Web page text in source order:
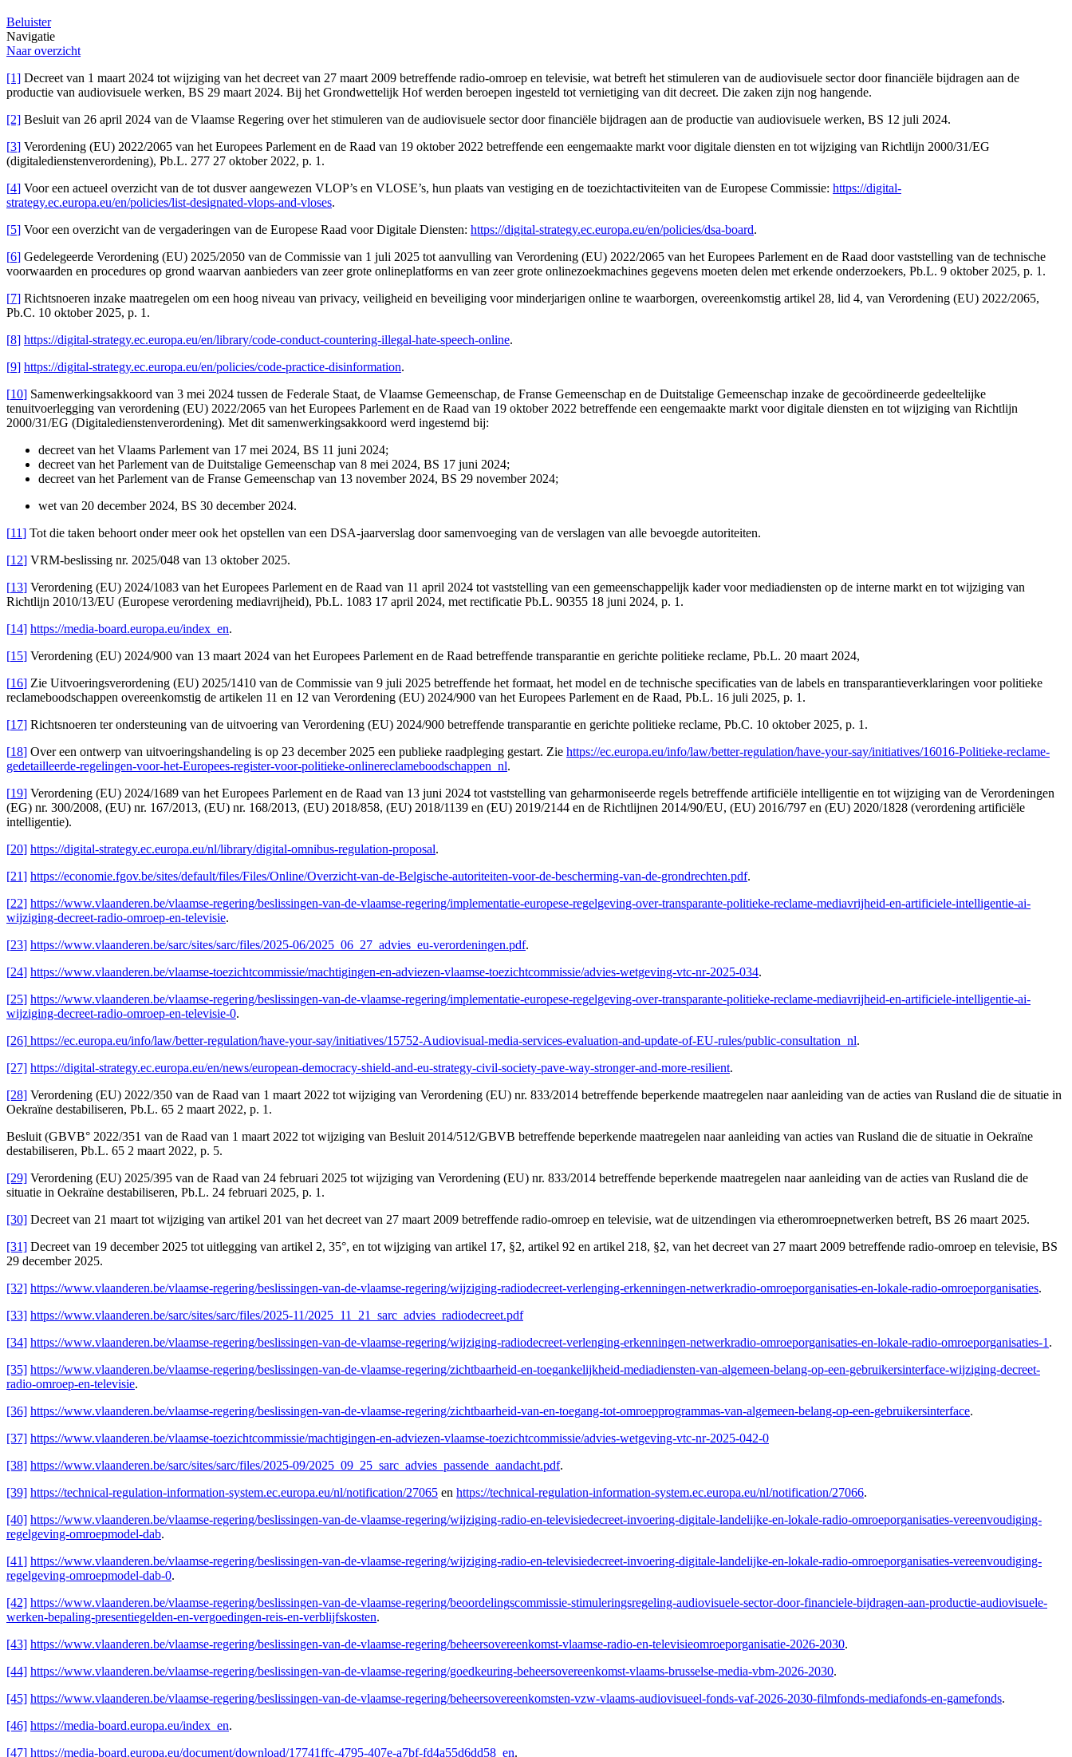
Beluister
Navigatie
Naar overzicht
[1] Decreet van 1 maart 2024 tot wijziging van het decreet van 27 maart 2009 betreffende radio-omroep en televisie, wat betreft het stimuleren van de audiovisuele sector door financiële bijdragen aan de
productie van audiovisuele werken, BS 29 maart 2024. Bij het Grondwettelijk Hof werden beroepen ingesteld tot vernietiging van dit decreet. Die zaken zijn nog hangende.
[2] Besluit van 26 april 2024 van de Vlaamse Regering over het stimuleren van de audiovisuele sector door financiële bijdragen aan de productie van audiovisuele werken, BS 12 juli 2024.
[3] Verordening (EU) 2022/2065 van het Europees Parlement en de Raad van 19 oktober 2022 betreffende een eengemaakte markt voor digitale diensten en tot wijziging van Richtlijn 2000/31/EG
(digitaledienstenverordening), Pb.L. 277 27 oktober 2022, p. 1.
[4] Voor een actueel overzicht van de tot dusver aangewezen VLOP’s en VLOSE’s, hun plaats van vestiging en de toezichtactiviteiten van de Europese Commissie: https://digital-
strategy.ec.europa.eu/en/policies/list-designated-vlops-and-vloses.
[5] Voor een overzicht van de vergaderingen van de Europese Raad voor Digitale Diensten: https://digital-strategy.ec.europa.eu/en/policies/dsa-board.
[6] Gedelegeerde Verordening (EU) 2025/2050 van de Commissie van 1 juli 2025 tot aanvulling van Verordening (EU) 2022/2065 van het Europees Parlement en de Raad door vaststelling van de technische
voorwaarden en procedures op grond waarvan aanbieders van zeer grote onlineplatforms en van zeer grote onlinezoekmachines gegevens moeten delen met erkende onderzoekers, Pb.L. 9 oktober 2025, p. 1.
[7] Richtsnoeren inzake maatregelen om een hoog niveau van privacy, veiligheid en beveiliging voor minderjarigen online te waarborgen, overeenkomstig artikel 28, lid 4, van Verordening (EU) 2022/2065,
Pb.C. 10 oktober 2025, p. 1.
[8] https://digital-strategy.ec.europa.eu/en/library/code-conduct-countering-illegal-hate-speech-online.
[9] https://digital-strategy.ec.europa.eu/en/policies/code-practice-disinformation.
[10] Samenwerkingsakkoord van 3 mei 2024 tussen de Federale Staat, de Vlaamse Gemeenschap, de Franse Gemeenschap en de Duitstalige Gemeenschap inzake de gecoördineerde gedeeltelijke
tenuitvoerlegging van verordening (EU) 2022/2065 van het Europees Parlement en de Raad van 19 oktober 2022 betreffende een eengemaakte markt voor digitale diensten en tot wijziging van Richtlijn
2000/31/EG (Digitaledienstenverordening). Met dit samenwerkingsakkoord werd ingestemd bij:
decreet van het Vlaams Parlement van 17 mei 2024, BS 11 juni 2024;
decreet van het Parlement van de Duitstalige Gemeenschap van 8 mei 2024, BS 17 juni 2024;
decreet van het Parlement van de Franse Gemeenschap van 13 november 2024, BS 29 november 2024;
wet van 20 december 2024, BS 30 december 2024.
[11] Tot die taken behoort onder meer ook het opstellen van een DSA-jaarverslag door samenvoeging van de verslagen van alle bevoegde autoriteiten.
[12] VRM-beslissing nr. 2025/048 van 13 oktober 2025.
[13] Verordening (EU) 2024/1083 van het Europees Parlement en de Raad van 11 april 2024 tot vaststelling van een gemeenschappelijk kader voor mediadiensten op de interne markt en tot wijziging van
Richtlijn 2010/13/EU (Europese verordening mediavrijheid), Pb.L. 1083 17 april 2024, met rectificatie Pb.L. 90355 18 juni 2024, p. 1.
[14] https://media-board.europa.eu/index_en.
[15] Verordening (EU) 2024/900 van 13 maart 2024 van het Europees Parlement en de Raad betreffende transparantie en gerichte politieke reclame, Pb.L. 20 maart 2024,
[16] Zie Uitvoeringsverordening (EU) 2025/1410 van de Commissie van 9 juli 2025 betreffende het formaat, het model en de technische specificaties van de labels en transparantieverklaringen voor politieke
reclameboodschappen overeenkomstig de artikelen 11 en 12 van Verordening (EU) 2024/900 van het Europees Parlement en de Raad, Pb.L. 16 juli 2025, p. 1.
[17] Richtsnoeren ter ondersteuning van de uitvoering van Verordening (EU) 2024/900 betreffende transparantie en gerichte politieke reclame, Pb.C. 10 oktober 2025, p. 1.
[18] Over een ontwerp van uitvoeringshandeling is op 23 december 2025 een publieke raadpleging gestart. Zie https://ec.europa.eu/info/law/better-regulation/have-your-say/initiatives/16016-Politieke-reclame-
gedetailleerde-regelingen-voor-het-Europees-register-voor-politieke-onlinereclameboodschappen_nl.
[19] Verordening (EU) 2024/1689 van het Europees Parlement en de Raad van 13 juni 2024 tot vaststelling van geharmoniseerde regels betreffende artificiële intelligentie en tot wijziging van de Verordeningen
(EG) nr. 300/2008, (EU) nr. 167/2013, (EU) nr. 168/2013, (EU) 2018/858, (EU) 2018/1139 en (EU) 2019/2144 en de Richtlijnen 2014/90/EU, (EU) 2016/797 en (EU) 2020/1828 (verordening artificiële
intelligentie).
[20] https://digital-strategy.ec.europa.eu/nl/library/digital-omnibus-regulation-proposal.
[21] https://economie.fgov.be/sites/default/files/Files/Online/Overzicht-van-de-Belgische-autoriteiten-voor-de-bescherming-van-de-grondrechten.pdf.
[22] https://www.vlaanderen.be/vlaamse-regering/beslissingen-van-de-vlaamse-regering/implementatie-europese-regelgeving-over-transparante-politieke-reclame-mediavrijheid-en-artificiele-intelligentie-ai-
wijziging-decreet-radio-omroep-en-televisie.
[23] https://www.vlaanderen.be/sarc/sites/sarc/files/2025-06/2025_06_27_advies_eu-verordeningen.pdf.
[24] https://www.vlaanderen.be/vlaamse-toezichtcommissie/machtigingen-en-adviezen-vlaamse-toezichtcommissie/advies-wetgeving-vtc-nr-2025-034.
[25] https://www.vlaanderen.be/vlaamse-regering/beslissingen-van-de-vlaamse-regering/implementatie-europese-regelgeving-over-transparante-politieke-reclame-mediavrijheid-en-artificiele-intelligentie-ai-
wijziging-decreet-radio-omroep-en-televisie-0.
[26] https://ec.europa.eu/info/law/better-regulation/have-your-say/initiatives/15752-Audiovisual-media-services-evaluation-and-update-of-EU-rules/public-consultation_nl.
[27] https://digital-strategy.ec.europa.eu/en/news/european-democracy-shield-and-eu-strategy-civil-society-pave-way-stronger-and-more-resilient.
[28] Verordening (EU) 2022/350 van de Raad van 1 maart 2022 tot wijziging van Verordening (EU) nr. 833/2014 betreffende beperkende maatregelen naar aanleiding van de acties van Rusland die de situatie in
Oekraïne destabiliseren, Pb.L. 65 2 maart 2022, p. 1.
Besluit (GBVB° 2022/351 van de Raad van 1 maart 2022 tot wijziging van Besluit 2014/512/GBVB betreffende beperkende maatregelen naar aanleiding van acties van Rusland die de situatie in Oekraïne
destabiliseren, Pb.L. 65 2 maart 2022, p. 5.
[29] Verordening (EU) 2025/395 van de Raad van 24 februari 2025 tot wijziging van Verordening (EU) nr. 833/2014 betreffende beperkende maatregelen naar aanleiding van de acties van Rusland die de
situatie in Oekraïne destabiliseren, Pb.L. 24 februari 2025, p. 1.
[30] Decreet van 21 maart tot wijziging van artikel 201 van het decreet van 27 maart 2009 betreffende radio-omroep en televisie, wat de uitzendingen via etheromroepnetwerken betreft, BS 26 maart 2025.
[31] Decreet van 19 december 2025 tot uitlegging van artikel 2, 35°, en tot wijziging van artikel 17, §2, artikel 92 en artikel 218, §2, van het decreet van 27 maart 2009 betreffende radio-omroep en televisie, BS
29 december 2025.
[32] https://www.vlaanderen.be/vlaamse-regering/beslissingen-van-de-vlaamse-regering/wijziging-radiodecreet-verlenging-erkenningen-netwerkradio-omroeporganisaties-en-lokale-radio-omroeporganisaties.
[33] https://www.vlaanderen.be/sarc/sites/sarc/files/2025-11/2025_11_21_sarc_advies_radiodecreet.pdf
[34] https://www.vlaanderen.be/vlaamse-regering/beslissingen-van-de-vlaamse-regering/wijziging-radiodecreet-verlenging-erkenningen-netwerkradio-omroeporganisaties-en-lokale-radio-omroeporganisaties-1 .
[35] https://www.vlaanderen.be/vlaamse-regering/beslissingen-van-de-vlaamse-regering/zichtbaarheid-en-toegankelijkheid-mediadiensten-van-algemeen-belang-op-een-gebruikersinterface-wijziging-decreet-
radio-omroep-en-televisie.
[36] https://www.vlaanderen.be/vlaamse-regering/beslissingen-van-de-vlaamse-regering/zichtbaarheid-van-en-toegang-tot-omroepprogrammas-van-algemeen-belang-op-een-gebruikersinterface.
[37] https://www.vlaanderen.be/vlaamse-toezichtcommissie/machtigingen-en-adviezen-vlaamse-toezichtcommissie/advies-wetgeving-vtc-nr-2025-042-0
[38] https://www.vlaanderen.be/sarc/sites/sarc/files/2025-09/2025_09_25_sarc_advies_passende_aandacht.pdf.
[39] https://technical-regulation-information-system.ec.europa.eu/nl/notification/27065 en https://technical-regulation-information-system.ec.europa.eu/nl/notification/27066.
[40] https://www.vlaanderen.be/vlaamse-regering/beslissingen-van-de-vlaamse-regering/wijziging-radio-en-televisiedecreet-invoering-digitale-landelijke-en-lokale-radio-omroeporganisaties-vereenvoudiging-
regelgeving-omroepmodel-dab.
[41] https://www.vlaanderen.be/vlaamse-regering/beslissingen-van-de-vlaamse-regering/wijziging-radio-en-televisiedecreet-invoering-digitale-landelijke-en-lokale-radio-omroeporganisaties-vereenvoudiging-
regelgeving-omroepmodel-dab-0.
[42] https://www.vlaanderen.be/vlaamse-regering/beslissingen-van-de-vlaamse-regering/beoordelingscommissie-stimuleringsregeling-audiovisuele-sector-door-financiele-bijdragen-aan-productie-audiovisuele-
werken-bepaling-presentiegelden-en-vergoedingen-reis-en-verblijfskosten.
[43] https://www.vlaanderen.be/vlaamse-regering/beslissingen-van-de-vlaamse-regering/beheersovereenkomst-vlaamse-radio-en-televisieomroeporganisatie-2026-2030.
[44] https://www.vlaanderen.be/vlaamse-regering/beslissingen-van-de-vlaamse-regering/goedkeuring-beheersovereenkomst-vlaams-brusselse-media-vbm-2026-2030.
[45] https://www.vlaanderen.be/vlaamse-regering/beslissingen-van-de-vlaamse-regering/beheersovereenkomsten-vzw-vlaams-audiovisueel-fonds-vaf-2026-2030-filmfonds-mediafonds-en-gamefonds.
[46] https://media-board.europa.eu/index_en.
[47] https://media-board.europa.eu/document/download/17741ffc-4795-407e-a7bf-fd4a55d6dd58_en.